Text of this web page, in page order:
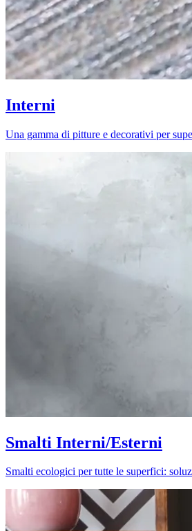
Interni
Una gamma di pitture e decorativi per
Smalti Interni/Esterni
Smalti ecologici per tutte le superfici: